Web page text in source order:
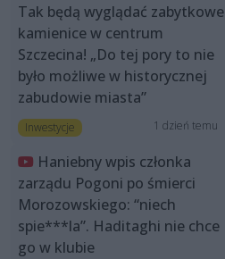
Tak będą wyglądać zabytkowe
kamienice w centrum
Szczecina! „Do tej pory to nie
było możliwe w historycznej
zabudowie miasta”
Inwestycje 1 dzień temu
Haniebny wpis członka
zarządu Pogoni po śmierci
Morozowskiego: “niech
spie***la”. Haditaghi nie chce
go w klubie